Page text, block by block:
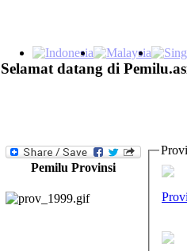
Selamat datang di
Pemilu Provinsi